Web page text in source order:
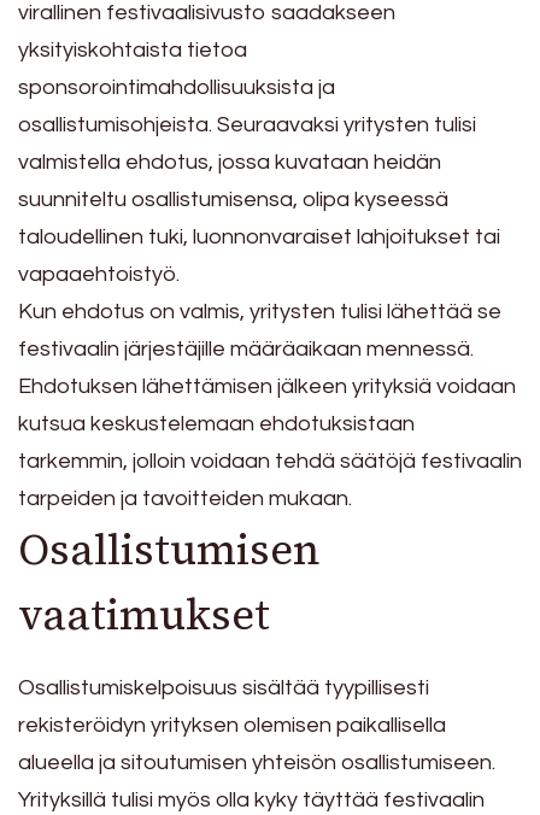
virallinen festivaalisivusto saadakseen
yksityiskohtaista tietoa
sponsorointimahdollisuuksista ja
osallistumisohjeista. Seuraavaksi yritysten tulisi
valmistella ehdotus, jossa kuvataan heidän
suunniteltu osallistumisensa, olipa kyseessä
taloudellinen tuki, luonnonvaraiset lahjoitukset tai
vapaaehtoistyö.
Kun ehdotus on valmis, yritysten tulisi lähettää se
festivaalin järjestäjille määräaikaan mennessä.
Ehdotuksen lähettämisen jälkeen yrityksiä voidaan
kutsua keskustelemaan ehdotuksistaan
tarkemmin, jolloin voidaan tehdä säätöjä festivaalin
tarpeiden ja tavoitteiden mukaan.
Osallistumisen
vaatimukset
Osallistumiskelpoisuus sisältää tyypillisesti
rekisteröidyn yrityksen olemisen paikallisella
alueella ja sitoutumisen yhteisön osallistumiseen.
Yrityksillä tulisi myös olla kyky täyttää festivaalin